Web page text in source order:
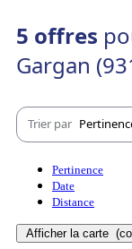
5 offres
Gargan
Trier par
Pertinence
Date
Distance
Afficher la carte